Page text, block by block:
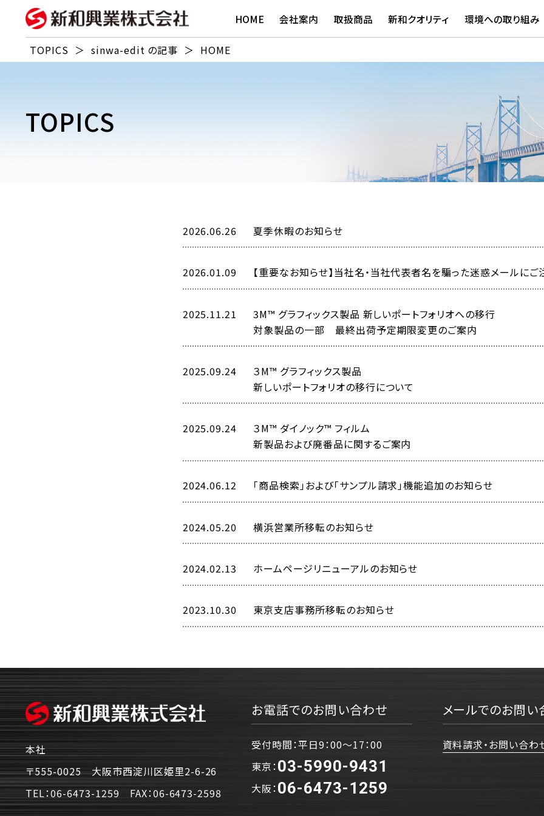
HOME 会社案内 取扱商品 新和クオリティ 環境への取り組み
TOPICS ＞ sinwa-edit の記事 ＞ HOME
TOPICS
2026.06.26 夏季休暇のお知らせ
2026.01.09 【重要なお知らせ】当社名・当社代表者名を騙った迷惑メールにご
2025.11.21
3M™ グラフィックス製品 新しいポートフォリオへの移行
対象製品の一部 最終出荷予定期限変更のご案内
2025.09.24
３M™ グラフィックス製品
新しいポートフォリオの移行について
2025.09.24
３M™ ダイノック™ フィルム
新製品および廃番品に関するご案内
2024.06.12 「商品検索」および「サンプル請求」機能追加のお知らせ
2024.05.20 横浜営業所移転のお知らせ
2024.02.13 ホームページリニューアルのお知らせ
2023.10.30 東京支店事務所移転のお知らせ
本社
〒555-0025 大阪市西淀川区姫里2-6-26
TEL：06-6473-1259 FAX：06-6473-2598
お電話でのお問い合わせ
受付時間：平日9：00〜17：00
東京：03-5990-9431
大阪：06-6473-1259
メールでのお問い
資料請求・お問い合わ